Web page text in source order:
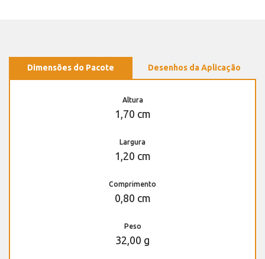
Dimensões do Pacote Desenhos da Aplicação
Altura
1,70 cm
Largura
1,20 cm
Comprimento
0,80 cm
Peso
32,00 g